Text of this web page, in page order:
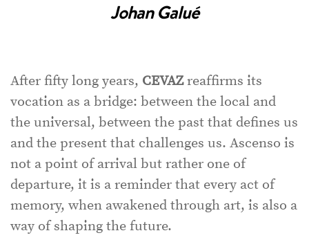
Johan Galué
After fifty long years, CEVAZreaffirms its
vocation as a bridge: between the local and
the universal, between the past that defines us
and the present that challenges us. Ascenso is
not a point of arrival but rather one of
departure, it is a reminder that every act of
memory, when awakened through art, is also a
way of shaping the future.